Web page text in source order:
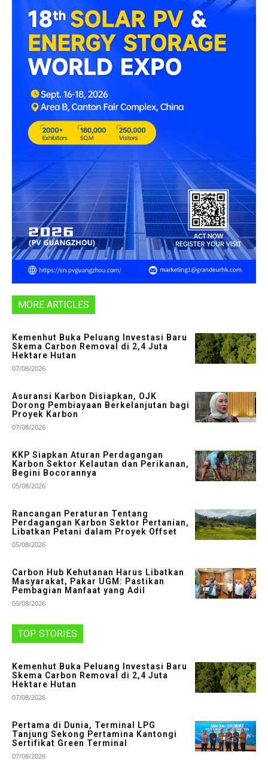
MORE ARTICLES
Kemenhut Buka Peluang Investasi Baru
Skema Carbon Removal di 2,4 Juta
Hektare Hutan
07/08/2026
Asuransi Karbon Disiapkan, OJK
Dorong Pembiayaan Berkelanjutan bagi
Proyek Karbon
07/08/2026
KKP Siapkan Aturan Perdagangan
Karbon Sektor Kelautan dan Perikanan,
Begini Bocorannya
05/08/2026
Rancangan Peraturan Tentang
Perdagangan Karbon Sektor Pertanian,
Libatkan Petani dalam Proyek Offset
05/08/2026
Carbon Hub Kehutanan Harus Libatkan
Masyarakat, Pakar UGM: Pastikan
Pembagian Manfaat yang Adil
05/08/2026
TOP STORIES
Kemenhut Buka Peluang Investasi Baru
Skema Carbon Removal di 2,4 Juta
Hektare Hutan
07/08/2026
Pertama di Dunia, Terminal LPG
Tanjung Sekong Pertamina Kantongi
Sertifikat Green Terminal
07/08/2026